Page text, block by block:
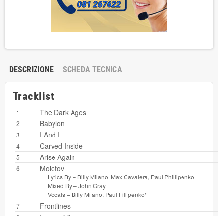
DESCRIZIONE SCHEDA TECNICA
Tracklist
1
The Dark Ages
2
Babylon
3
I And I
4
Carved Inside
5
Arise Again
6
Molotov
Lyrics By – Billy Milano, Max Cavalera, Paul Phillipenko
Mixed By –John Gray
Vocals – Billy Milano, Paul Fillipenko*
7
Frontlines